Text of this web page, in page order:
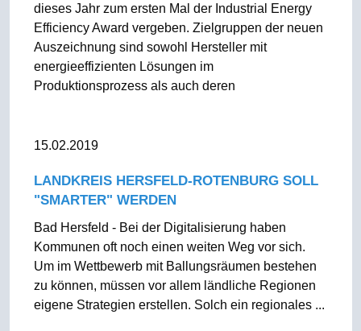
dieses Jahr zum ersten Mal der Industrial Energy
Efficiency Award vergeben. Zielgruppen der neuen
Auszeichnung sind sowohl Hersteller mit
energieeffizienten Lösungen im
Produktionsprozess als auch deren
15.02.2019
LANDKREIS HERSFELD-ROTENBURG SOLL
"SMARTER" WERDEN
Bad Hersfeld - Bei der Digitalisierung haben
Kommunen oft noch einen weiten Weg vor sich.
Um im Wettbewerb mit Ballungsräumen bestehen
zu können, müssen vor allem ländliche Regionen
eigene Strategien erstellen. Solch ein regionales ...